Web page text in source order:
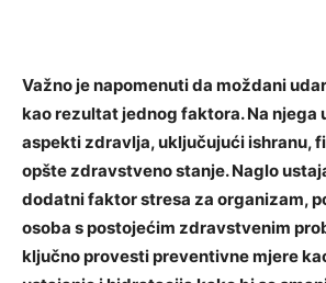
Važno je napomenuti da moždani
kao rezultat jednog faktora. Na njega
aspekti zdravlja, uključujući ishranu,
opšte zdravstveno stanje. Naglo
dodatni faktor stresa za organizam,
osoba s postojećim zdravstvenim
ključno provesti preventivne mjere